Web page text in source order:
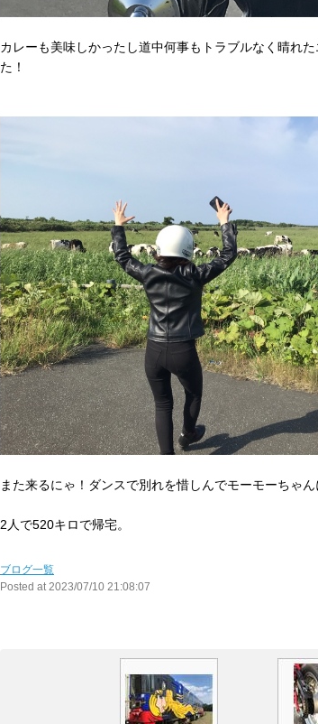
カレーも美味しかったし道中何事もトラブルなく晴れ
た！
また来るにゃ！ダンスで別れを惜しんでモーモーちゃ
2人で520キロで帰宅。
ブログ一覧
Posted at 2023/07/10 21:08:07